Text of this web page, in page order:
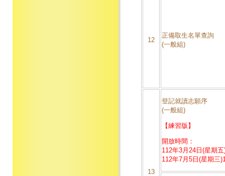
12
正備取生名單查詢
(一般組)
13
登記就讀志願序
(一般組)
【練習版】
開放時間：
112年3月24日(星期
112年7月5日(星期三